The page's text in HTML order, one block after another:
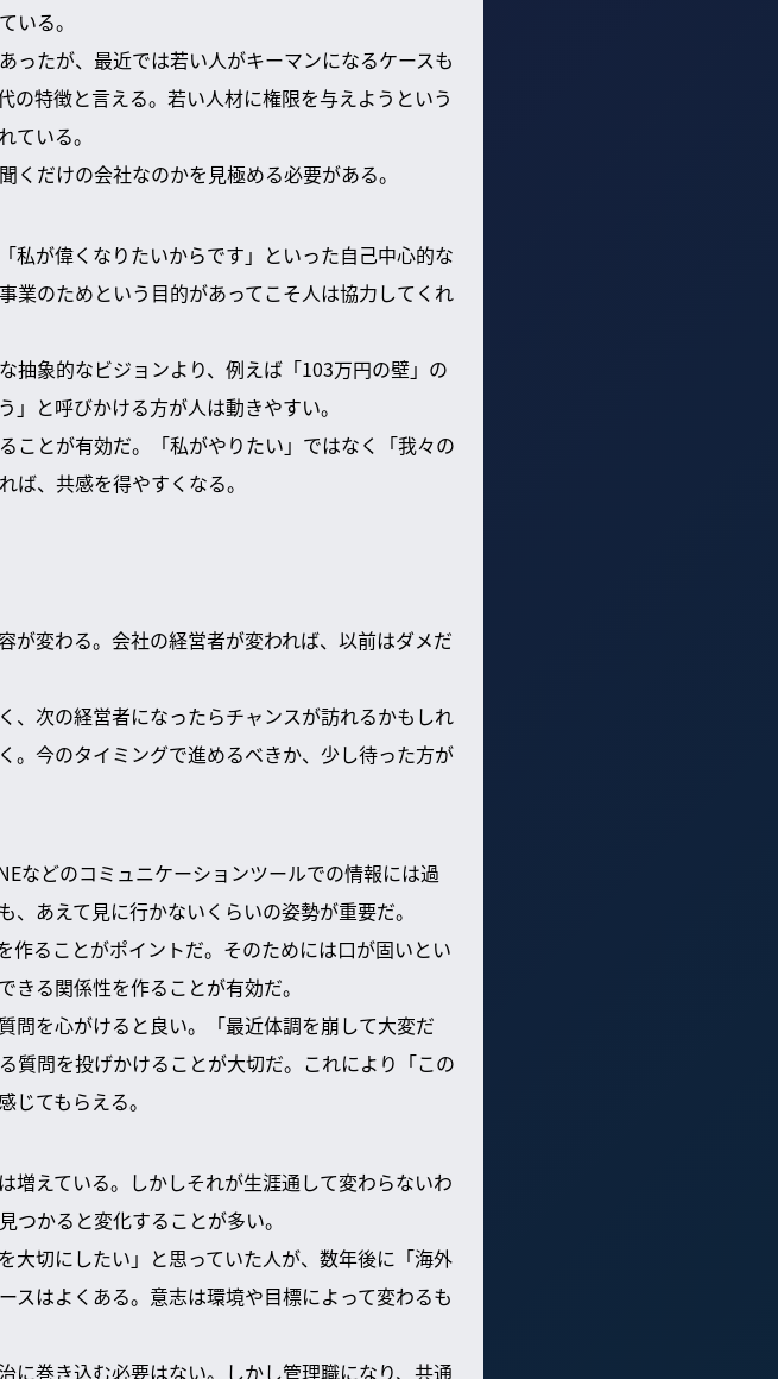
いる。
ったが、最近では若い人がキーマンになるケースも
特徴と言える。若い人材に権限を与えようという
ている。
だけの会社なのかを見極める必要がある。
私が偉くなりたいからです」といった自己中心的な
業のためという目的があってこそ人は協力してくれ
抽象的なビジョンより、例えば「103万円の壁」の
と呼びかける方が人は動きやすい。
ことが有効だ。「私がやりたい」ではなく「我々の
、共感を得やすくなる。
が変わる。会社の経営者が変われば、以前はダメだ
、次の経営者になったらチャンスが訪れるかもしれ
。今のタイミングで進めるべきか、少し待った方が
などのコミュニケーションツールでの情報には過
あえて見に行かないくらいの姿勢が重要だ。
ることがポイントだ。そのためには口が固いとい
る関係性を作ることが有効だ。
問を心がけると良い。「最近体調を崩して大変だ
質問を投げかけることが大切だ。これにより「この
てもらえる。
増えている。しかしそれが生涯通して変わらないわ
かると変化することが多い。
大切にしたい」と思っていた人が、数年後に「海外
はよくある。意志は環境や目標によって変わるも
に巻き込む必要はない。しかし管理職になり、共通